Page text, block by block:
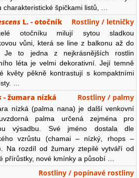
špičkami listů, …
L. - otočník Rostliny / letničky
otočníku milují sytou sladkou
vůni, která se line z balkonu až do
Je to jedna z nejkrásnějších rostlin
léta je velmi dekorativní. Její temně
květy pěkně kontrastují s kompaktními
…
- žumara nízká Rostliny / palmy
nízká (palma nana) je další venkovní
palma určená zejména pro
výsadbu. Své jméno dostala dle
vzrůstu (chamai – nízký, rhops –
Na rozdíl od žumary ztepilé vytváří od
přírůstky, nové kmínky a působí …
Rostliny / popínavé rostliny